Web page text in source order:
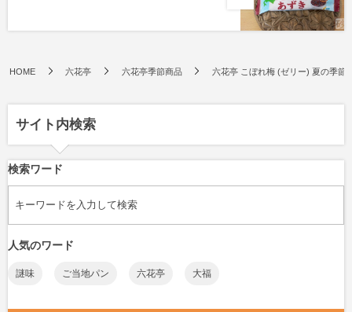
HOME 六花亭 六花亭季節商品 六花亭 こぼれ梅 (ゼリー) 夏の季節
サイト内検索
検索ワード
人気のワード
謎味 ご当地パン 六花亭 大福